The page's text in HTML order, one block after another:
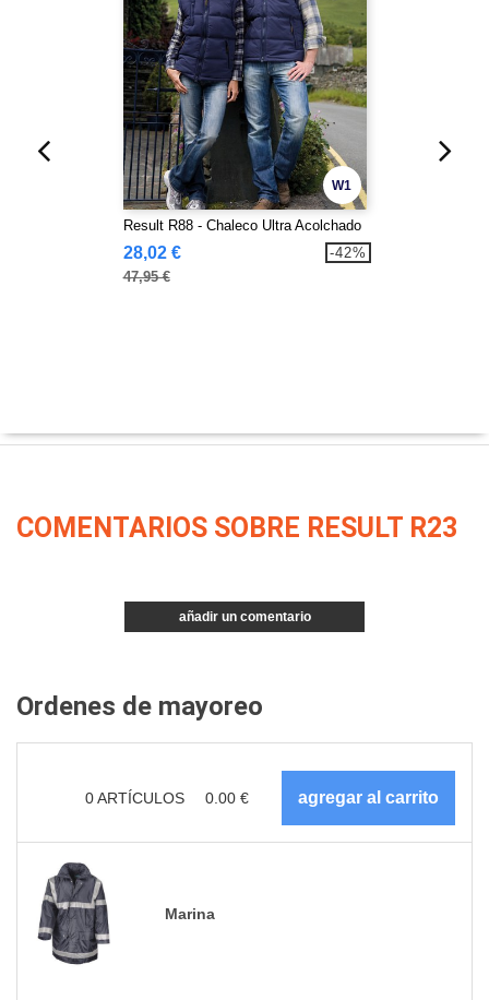
W1
Result R88 - Chaleco Ultra Acolchado
28,02 €
47,95 €
-42%
COMENTARIOS SOBRE RESULT R23
añadir un comentario
Ordenes de mayoreo
0ARTÍCULOS 0.00 €
Marina